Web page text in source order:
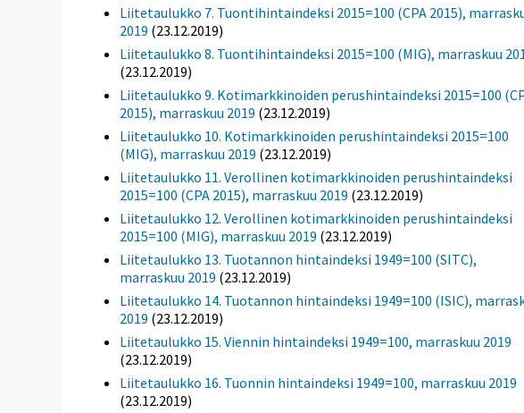
Liitetaulukko 7. Tuontihintaindeksi 2015=100 (CPA 2015),
2019 (23.12.2019)
Liitetaulukko 8. Tuontihintaindeksi 2015=100 (MIG), marraskuu
(23.12.2019)
Liitetaulukko 9. Kotimarkkinoiden perushintaindeksi 2015=100
2015), marraskuu 2019 (23.12.2019)
Liitetaulukko 10. Kotimarkkinoiden perushintaindeksi 2015=100
(MIG), marraskuu 2019 (23.12.2019)
Liitetaulukko 11. Verollinen kotimarkkinoiden perushintaindeksi
2015=100 (CPA 2015), marraskuu 2019 (23.12.2019)
Liitetaulukko 12. Verollinen kotimarkkinoiden perushintaindeksi
2015=100 (MIG), marraskuu 2019 (23.12.2019)
Liitetaulukko 13. Tuotannon hintaindeksi 1949=100 (SITC),
marraskuu 2019 (23.12.2019)
Liitetaulukko 14. Tuotannon hintaindeksi 1949=100 (ISIC),
2019 (23.12.2019)
Liitetaulukko 15. Viennin hintaindeksi 1949=100, marraskuu 2019
(23.12.2019)
Liitetaulukko 16. Tuonnin hintaindeksi 1949=100, marraskuu 2019
(23.12.2019)